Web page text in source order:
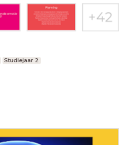
Studiejaar 2